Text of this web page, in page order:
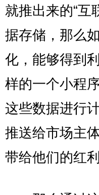
就推出来的“互
据存储，那么
化，能够得到
样的一个小程
这些数据进行
推送给市场主
带给他们的红利